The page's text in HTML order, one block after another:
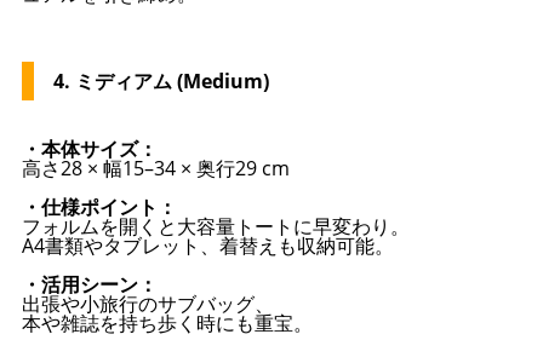
4. ミディアム (Medium)
・本体サイズ：
高さ28 × 幅15–34 × 奥行29 cm
・仕様ポイント：
フォルムを開くと大容量トートに早変わり。
A4書類やタブレット、着替えも収納可能。
・活用シーン：
出張や小旅行のサブバッグ、
本や雑誌を持ち歩く時にも重宝。